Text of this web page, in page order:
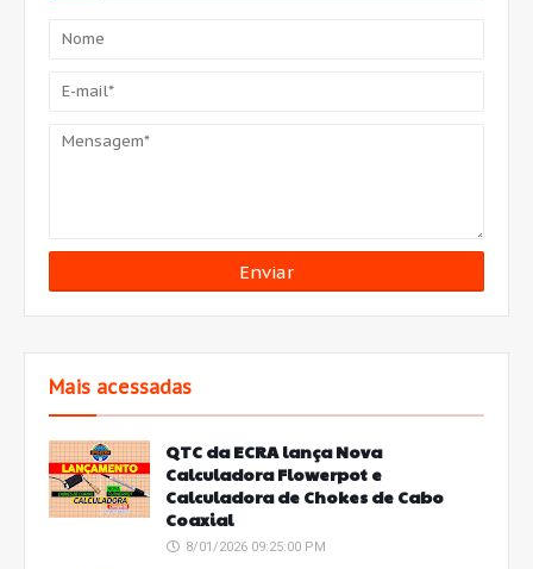
Mais acessadas
QTC da ECRA lança Nova
Calculadora Flowerpot e
Calculadora de Chokes de Cabo
Coaxial
8/01/2026 09:25:00 PM